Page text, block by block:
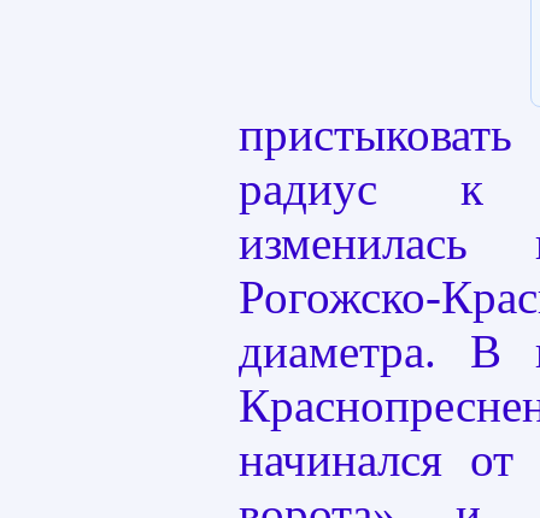
радиус к
изменилась
Рогожско-
диаметра. В
начинался